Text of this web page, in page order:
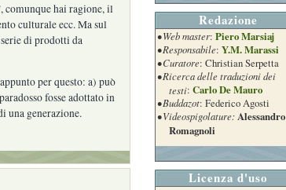
comunque hai ragione, il
culturale ecc. Ma sul
di prodotti da
per questo: a) può
fosse adottato in
una generazione.
Redazione
• Web master: Piero Marsiaj
• Responsabile: Y.M. Marassi
• Curatore: Christian Serpetta
• Ricerca delle traduzioni dei
testi: Carlo De Mauro
• Buddazot: Federico Agosti
• Videospigolature:Alessandro
Romagnoli
Licenza d'uso